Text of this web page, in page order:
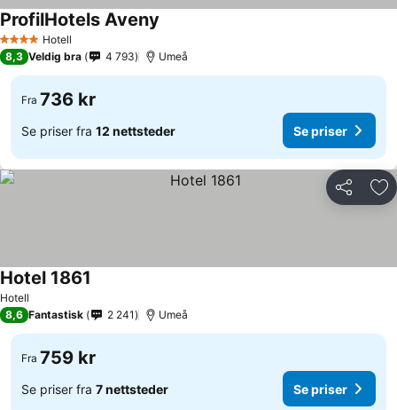
4 StjernerHotell
ProfilHotels Aveny
8,3 Veldig bra 4 793 Umeå
Fra 736 kr
Se priser fra 12 nettsteder Se priser
Del
Hotell
Hotel 1861
8,6 Fantastisk 2 241 Umeå
Fra 759 kr
Se priser fra 7 nettsteder Se priser